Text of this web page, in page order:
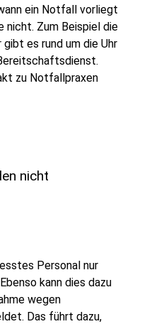
ein Notfall vorliegt
nicht. Zum Beispiel die
es rund um die Uhr
zu Notfallpraxen
nicht
Personal nur
kann dies dazu
wegen
Das führt dazu,